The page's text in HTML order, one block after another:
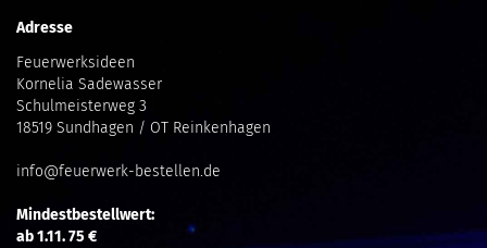
Adresse
Feuerwerksideen
Kornelia Sadewasser
Schulmeisterweg 3
18519 Sundhagen / OT Reinkenhagen
info@feuerwerk-bestellen.de
Mindestbestellwert:
ab 1.11. 75 €